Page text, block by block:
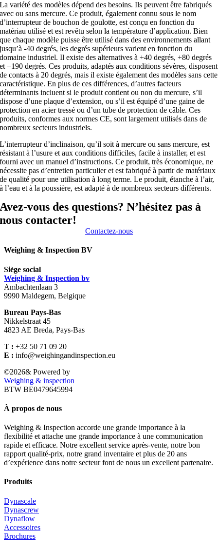
La variété des modèles dépend des besoins. Ils peuvent être fabriqués
avec ou sans mercure. Ce produit, également connu sous le nom
d’interrupteur de bouchon de goulotte, est conçu en fonction du
matériau utilisé et est revêtu selon la température d’application. Bien
que chaque modèle puisse être utilisé dans des environnements allant
jusqu’à -40 degrés, les degrés supérieurs varient en fonction du
domaine industriel. Il existe des alternatives à +40 degrés, +80 degrés
et +190 degrés. Ces produits, adaptés aux conditions sévères, disposent
de contacts à 20 degrés, mais il existe également des modèles sans cette
caractéristique. En plus de ces différences, d’autres facteurs
déterminants incluent si le produit contient ou non du mercure, s’il
dispose d’une plaque d’extension, ou s’il est équipé d’une gaine de
protection en acier tressé ou d’un tube de protection de câble. Ces
produits, conformes aux normes CE, sont largement utilisés dans de
nombreux secteurs industriels.
L’interrupteur d’inclinaison, qu’il soit à mercure ou sans mercure, est
résistant à l’usure et aux conditions difficiles, facile à installer, et est
fourni avec un manuel d’instructions. Ce produit, très économique, ne
nécessite pas d’entretien particulier et est fabriqué à partir de matériaux
de qualité pour une utilisation à long terme. Le produit, étanche à l’air,
à l’eau et à la poussière, est adapté à de nombreux secteurs différents.
Avez-vous des questions? N’hésitez pas à
nous contacter!
Contactez-nous
Weighing & Inspection BV
Siège social
Weighing & Inspection bv
Ambachtenlaan 3
9990 Maldegem, Belgique
Bureau Pays-Bas
Nikkelstraat 45
4823 AE Breda, Pays-Bas
T : +32 50 71 09 20
E : info@weighingandinspection.eu
©2026& Powered by
Weighing & inspection
BTW BE0479645994
À propos de nous
Weighing & Inspection accorde une grande importance à la
flexibilité et attache une grande importance à une communication
rapide et efficace. Notre excellent service après-vente, notre bon
rapport qualité-prix, notre grand inventaire et plus de 20 ans
d’expérience dans notre secteur font de nous un excellent partenaire.
Produits
Dynascale
Dynascrew
Dynaflow
Accessoires
Brochures